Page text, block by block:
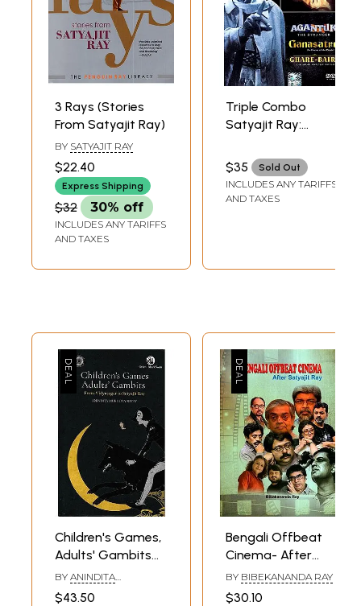
3 Rays (Stories
From Satyajit Ray)
BY SATYAJIT RAY
$22.40
Express Shipping
$32 30% off
INCLUDES ANY TARIFFS
AND TAXES
Triple Combo
Satyajit Ray:
Ganasatru and
Ghare Baire (DVD
with English
Entertainment(2008)
$35 Sold Out
INCLUDES ANY TARIFFS
AND TAXES
Children's Games,
Adults' Gambits
From Vidyasagar
To Satyajit Ray
BY ANINDITA
$43.50
Bengali Offbeat
Cinema- After
Satyajit Ray
BY BIBEKANANDA RAY
$30.10